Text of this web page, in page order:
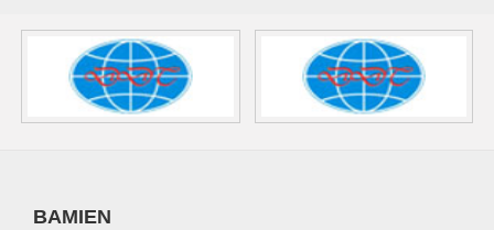
BAMIEN